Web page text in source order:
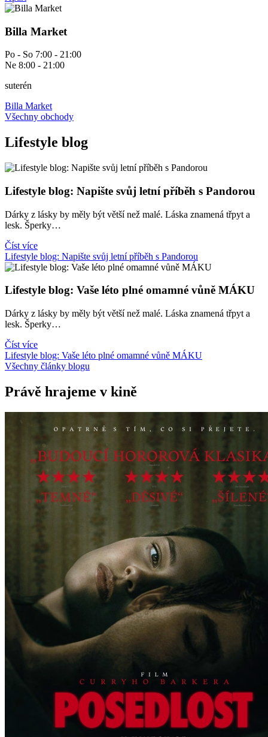
Billa Market
Po - So 7:00 - 21:00
Ne 8:00 - 21:00
suterén
Billa Market
Všechny obchody
Lifestyle blog
Lifestyle blog: Napište svůj letní příběh s Pandorou
Dárky z lásky by měly být větší než malé. Láska znamená třpyt a
lesk. Šperky…
Číst více
Lifestyle blog: Napište svůj letní příběh s Pandorou
Lifestyle blog: Vaše léto plné omamné vůně MÁKU
Dárky z lásky by měly být větší než malé. Láska znamená třpyt a
lesk. Šperky…
Číst více
Lifestyle blog: Vaše léto plné omamné vůně MÁKU
Všechny články blogu
Právě hrajeme v kině